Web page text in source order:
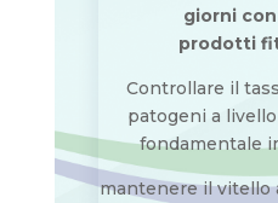
giorni
prodotti
Controllare il
patogeni a
fondamentale
mantenere il vitello